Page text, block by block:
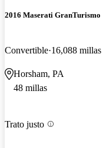
2016 Maserati GranTurismo
Convertible 16,088 millas
Horsham, PA
48 millas
Trato justo